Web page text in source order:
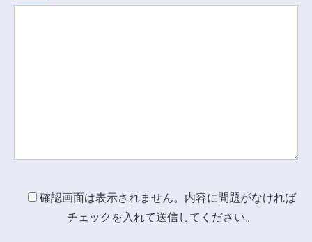
確認画面は表示されません。内容に問題がなければ
チェックを入れて送信してください。